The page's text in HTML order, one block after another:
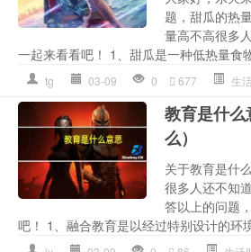
题，甜瓜的热
量高不高很多
一起来看看吧！ 1、甜瓜是一种低热量食
tg 03-09 0 677 生
教育是什
么）
关于教育是什
很多人还不知
答以上的问题
吧！ 1、融合教育是以经过特别设计的环